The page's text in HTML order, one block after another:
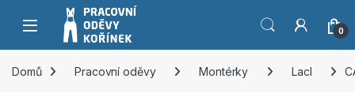
Přeskočit na navigaci
Přeskočit na obsah
0
Domů Pracovní oděvy Montérky Lacl